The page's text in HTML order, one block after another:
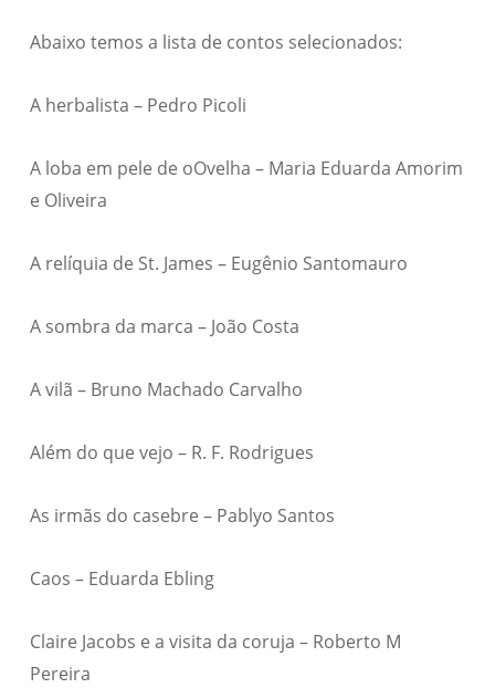
Abaixo temos a lista de contos selecionados:
A herbalista – Pedro Picoli
A loba em pele de oOvelha – Maria Eduarda Amorim
e Oliveira
A relíquia de St. James – Eugênio Santomauro
A sombra da marca – João Costa
A vilã – Bruno Machado Carvalho
Além do que vejo – R. F. Rodrigues
As irmãs do casebre – Pablyo Santos
Caos – Eduarda Ebling
Claire Jacobs e a visita da coruja – Roberto M
Pereira